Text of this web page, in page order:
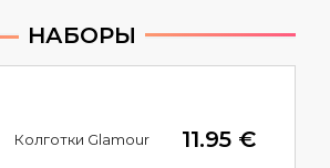
НАБОРЫ
Колготки Glamour 11.95 €